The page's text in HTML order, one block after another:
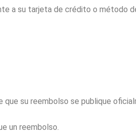
a su tarjeta de crédito o método
su reembolso se publique
un reembolso.